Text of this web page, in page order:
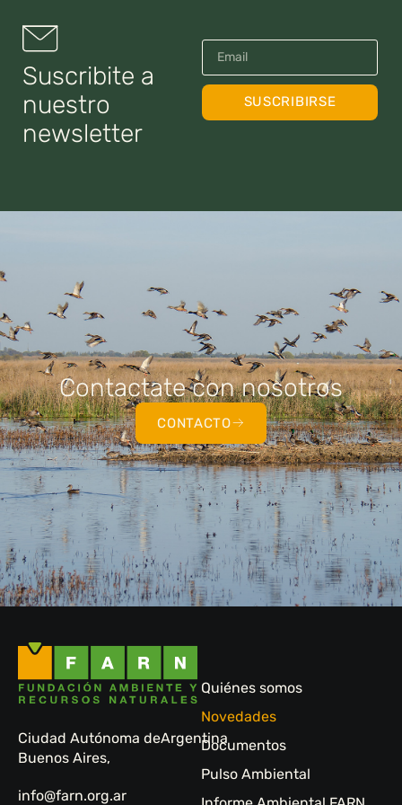
Suscribite a
nuestro
newsletter
SUSCRIBIRSE
Contactate con nosotros
CONTACTO
Ciudad Autónoma de
Buenos Aires,
Argentina
info@farn.org.ar
Quiénes somos
Novedades
Documentos
Pulso Ambiental